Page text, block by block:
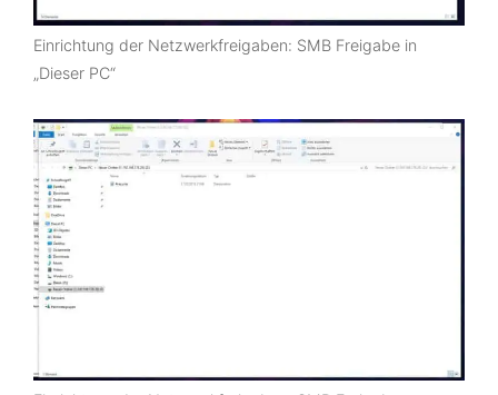
Einrichtung der Netzwerkfreigaben: SMB Freigabe in
„Dieser PC“